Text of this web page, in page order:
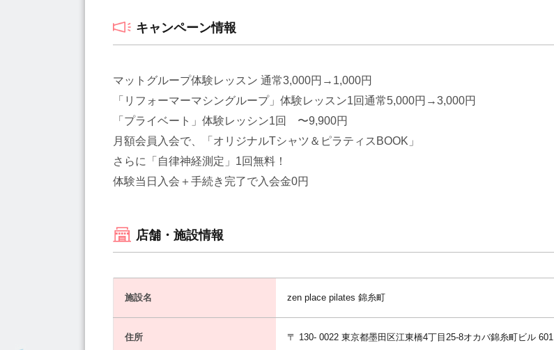
キャンペーン情報
マットグループ体験レッスン 通常3,000円→1,000円
「リフォーマーマシングループ」体験レッスン1回通常5,000円→3,000円
「プライベート」体験レッシン1回 〜9,900円
月額会員入会で、「オリジナルTシャツ＆ピラティスBOOK」
さらに「自律神経測定」1回無料！
体験当日入会＋手続き完了で入会金0円
店舗・施設情報
施設名 zen place pilates 錦糸町
住所 〒 130- 0022 東京都墨田区江東橋4丁目25-8オカバ錦糸町ビル 601